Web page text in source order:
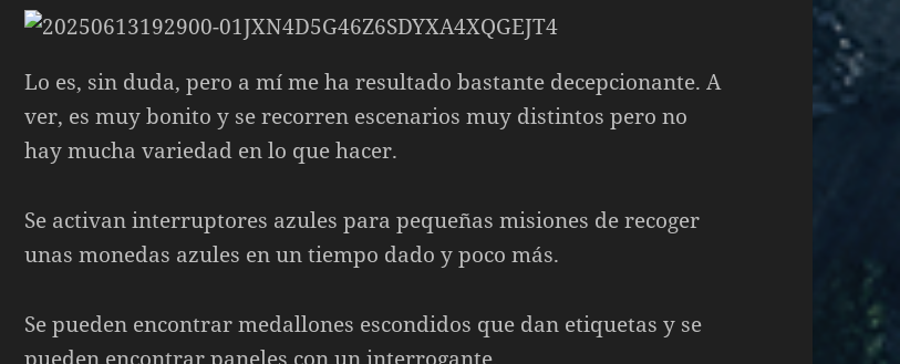
Lo es, sin duda, pero a mí me ha resultado bastante decepcionante. A
ver, es muy bonito y se recorren escenarios muy distintos pero no
hay mucha variedad en lo que hacer.
Se activan interruptores azules para pequeñas misiones de recoger
unas monedas azules en un tiempo dado y poco más.
Se pueden encontrar medallones escondidos que dan etiquetas y se